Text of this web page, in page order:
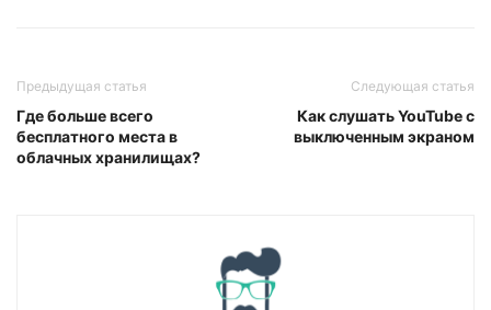
Предыдущая статья
Где больше всего
бесплатного места в
облачных хранилищах?
Следующая статья
Как слушать YouTube с
выключенным экраном